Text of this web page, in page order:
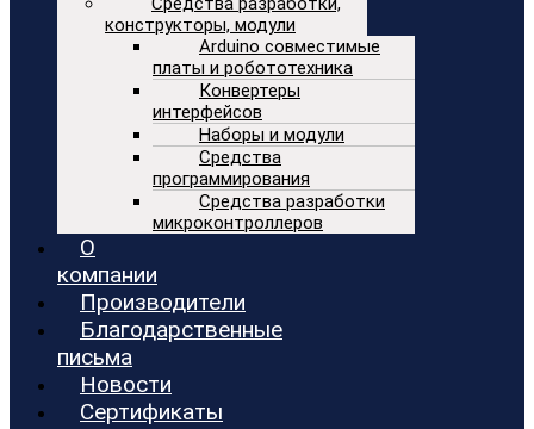
конструкторы, модули
Arduino совместимые
платы и робототехника
Конвертеры
интерфейсов
Наборы и модули
Средства
программирования
Средства разработки
микроконтроллеров
О
компании
Производители
Благодарственные
письма
Новости
Сертификаты